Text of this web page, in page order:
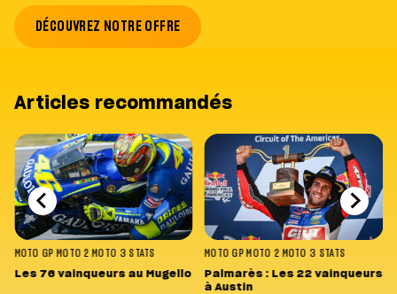
DÉCOUVREZ NOTRE OFFRE
Articles recommandés
MOTO GP MOTO 2 MOTO 3 STATS
Les 76 vainqueurs au Mugello
MOTO GP MOTO 2 MOTO 3 STATS
Palmarès : Les 22 vainqueurs
à Austin